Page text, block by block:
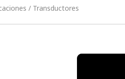
/ Transductores